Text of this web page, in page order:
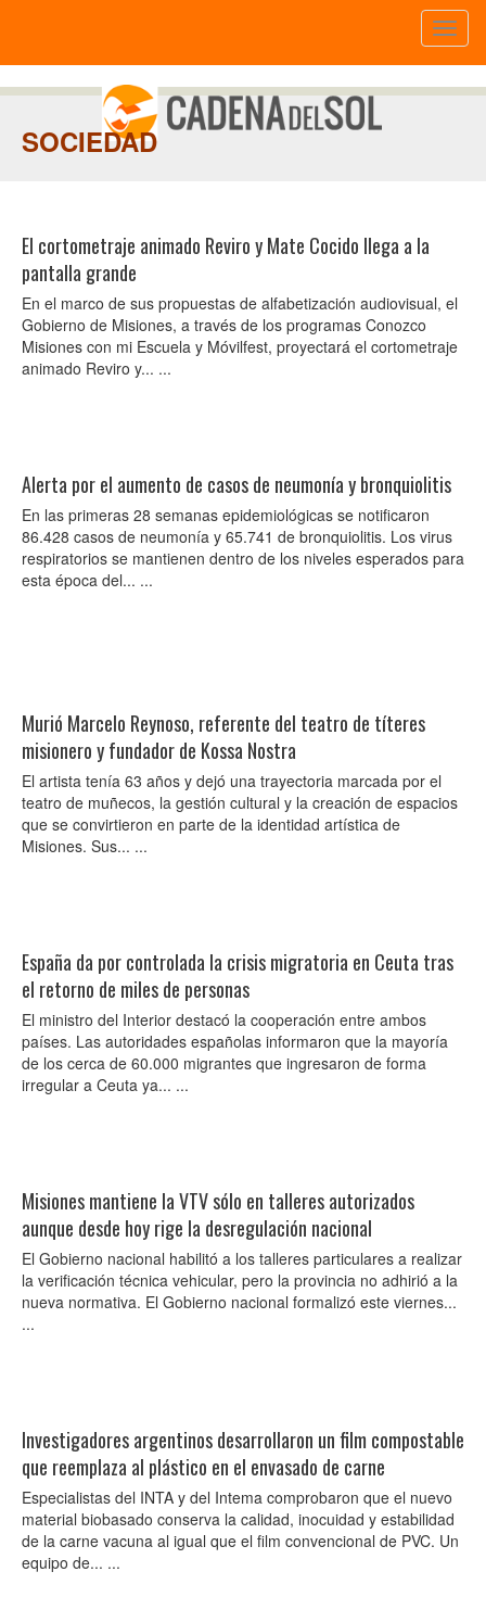
SOCIEDAD
El cortometraje animado Reviro y Mate Cocido llega a la
pantalla grande
En el marco de sus propuestas de alfabetización audiovisual, el
Gobierno de Misiones, a través de los programas Conozco
Misiones con mi Escuela y Móvilfest, proyectará el cortometraje
animado Reviro y... ...
Alerta por el aumento de casos de neumonía y bronquiolitis
En las primeras 28 semanas epidemiológicas se notificaron
86.428 casos de neumonía y 65.741 de bronquiolitis. Los virus
respiratorios se mantienen dentro de los niveles esperados para
esta época del... ...
Murió Marcelo Reynoso, referente del teatro de títeres
misionero y fundador de Kossa Nostra
El artista tenía 63 años y dejó una trayectoria marcada por el
teatro de muñecos, la gestión cultural y la creación de espacios
que se convirtieron en parte de la identidad artística de
Misiones. Sus... ...
España da por controlada la crisis migratoria en Ceuta tras
el retorno de miles de personas
El ministro del Interior destacó la cooperación entre ambos
países. Las autoridades españolas informaron que la mayoría
de los cerca de 60.000 migrantes que ingresaron de forma
irregular a Ceuta ya... ...
Misiones mantiene la VTV sólo en talleres autorizados
aunque desde hoy rige la desregulación nacional
El Gobierno nacional habilitó a los talleres particulares a realizar
la verificación técnica vehicular, pero la provincia no adhirió a la
nueva normativa. El Gobierno nacional formalizó este viernes...
...
Investigadores argentinos desarrollaron un film compostable
que reemplaza al plástico en el envasado de carne
Especialistas del INTA y del Intema comprobaron que el nuevo
material biobasado conserva la calidad, inocuidad y estabilidad
de la carne vacuna al igual que el film convencional de PVC. Un
equipo de... ...